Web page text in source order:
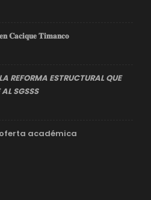
𝐂𝐚𝐜𝐢𝐪𝐮𝐞 𝐓𝐢𝐦𝐚𝐧𝐜𝐨
REFORMA ESTRUCTURAL QUE
SGSSS
académica